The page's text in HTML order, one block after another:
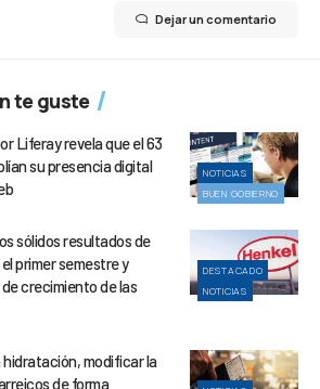
Dejar un comentario
te guste
NOTICIAS
BUEN GOBIERNO
Liferay revela que el 63
su presencia digital
DESTACADO
NOTICIAS
sólidos resultados de
primer semestre y
crecimiento de las
modificar la
de forma